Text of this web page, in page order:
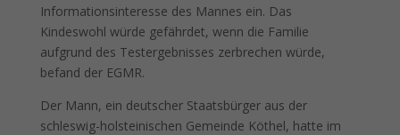
Informationsinteresse des Mannes ein. Das
Kindeswohl würde gefährdet, wenn die Familie
aufgrund des Testergebnisses zerbrechen würde,
befand der EGMR.
Der Mann, ein deutscher Staatsbürger aus der
schleswig-holsteinischen Gemeinde Köthel, hatte im